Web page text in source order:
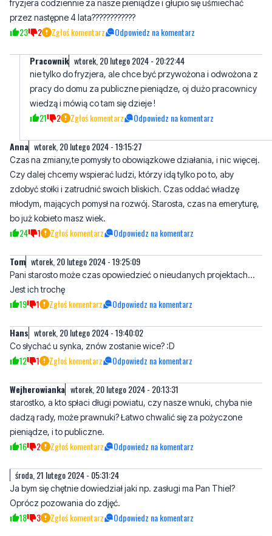
Pracownik wtorek, 20 lutego 2024 - 20:22:44
nie tylko do fryzjera, ale chce być przywożona i odwożona z
wiedzą i mówią co tam się dzieje !
21 2 Zgłoś komentarz Odpowiedz na komentarz
wtorek, 20 lutego 2024 - 19:15:27
Czas na zmiany,te pomysły to obowiązkowe działania, i nic więcej.
zdobyć stołki i zatrudnić swoich bliskich. Czas oddać władzę
młodym, mających pomysł na rozwój. Starosta, czas na emeryturę,
bo już kobieto masz wiek.
24 1 Zgłoś komentarz Odpowiedz na komentarz
Tom wtorek, 20 lutego 2024 - 19:25:09
Pani starosto może czas opowiedzieć o nieudanych projektach...
19 1 Zgłoś komentarz Odpowiedz na komentarz
Hans wtorek, 20 lutego 2024 - 19:40:02
Co słychać u synka, znów zostanie wice? :D
Wejherowianka wtorek, 20 lutego 2024 - 20:13:31
starostko, a kto spłaci długi powiatu, czy nasze wnuki, chyba nie
pieniądze, i to publiczne.
16 2 Zgłoś komentarz Odpowiedz na komentarz
środa, 21 lutego 2024 - 05:31:24
Ja bym się chętnie dowiedział jaki np. zasługi ma Pan Thiel?
18 3 Zgłoś komentarz Odpowiedz na komentarz
jest wielkim człowiekiem
bo ma prawie 2metry zrostu, ponadto jest bardzo fotogeniczny i